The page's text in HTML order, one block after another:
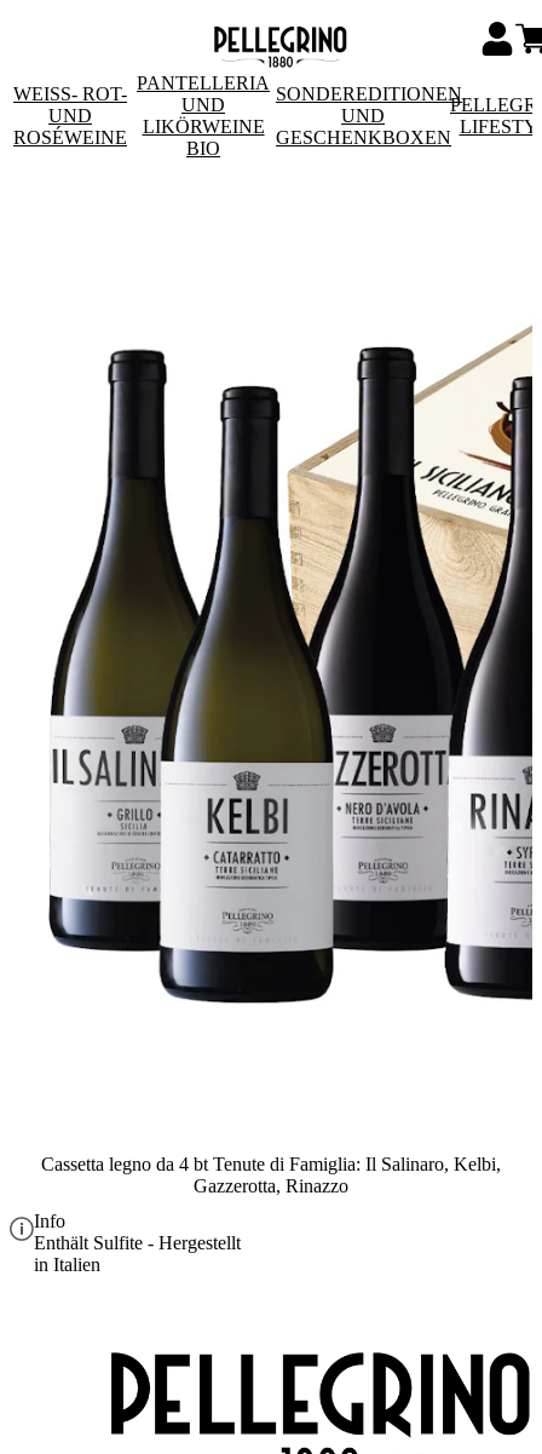
WEISS- ROT- U
ND R
OSÉWEINE
PANTELLERIA
UND
LIKÖRWEINE
BIO
SONDEREDITIONEN
UND
GESCHENKBOXEN
Cassetta legno da 4 bt Tenute di Famiglia: Il Salinaro, Kelbi,
Gazzerotta, Rinazzo
Info
Enthält Sulfite - Hergestellt
in Italien